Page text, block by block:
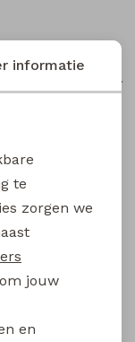
3310300 W20103 meisjes pullover Bruin donker
informatie
te
zorgen we
jouw
en